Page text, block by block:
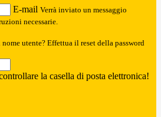
E-mail Verrà inviato un messaggio
necessarie.
utente? Effettua il reset della password
la casella di posta elettronica!